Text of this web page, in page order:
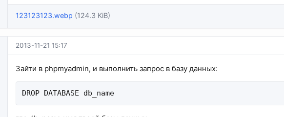
123123123.webp (124.3 KiB)
2013-11-21 15:17
Зайти в phpmyadmin, и выполнить запрос в базу данных:
DROP DATABASE db_name